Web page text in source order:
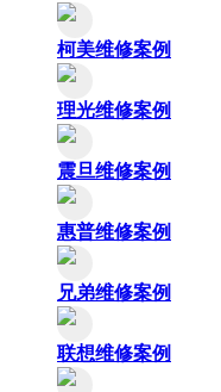
柯美维修案例
理光维修案例
震旦维修案例
惠普维修案例
兄弟维修案例
联想维修案例